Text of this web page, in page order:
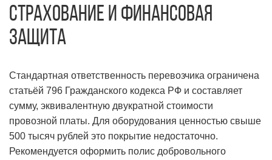
Страхование и финансовая
защита
Стандартная ответственность перевозчика ограничена
статьёй 796 Гражданского кодекса РФ и составляет
сумму, эквивалентную двукратной стоимости
провозной платы. Для оборудования ценностью свыше
500 тысяч рублей это покрытие недостаточно.
Рекомендуется оформить полис добровольного